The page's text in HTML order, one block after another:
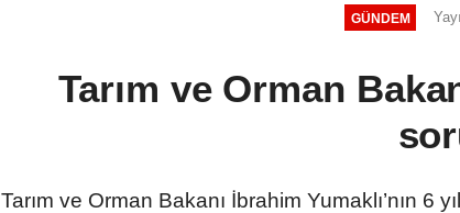
GÜNDEM
Tarım ve Orman
Tarım ve Orman Bakanı İbrahim Yumaklı’nın 6